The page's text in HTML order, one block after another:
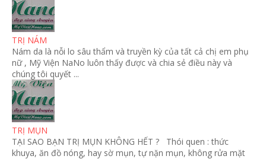
TRỊ NÁM
Nám da là nỗi lo sâu thẩm và truyền kỳ của tất cả chị em phụ
nữ , Mỹ Viện NaNo luôn thấy được và chia sẻ điều này và
chúng tôi quyết ...
TRỊ MỤN
TẠI SAO BẠN TRỊ MỤN KHÔNG HẾT ? Thói quen : thức
khuya, ăn đồ nóng, hay sờ mụn, tự nặn mụn, không rửa mặt